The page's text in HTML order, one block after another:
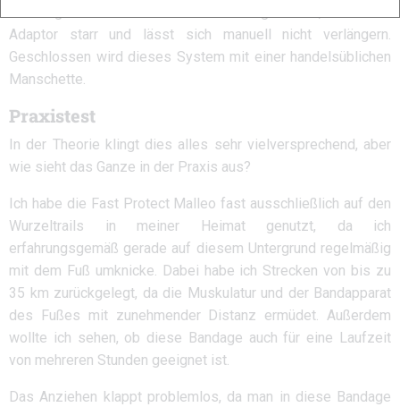
Adaptor starr und lässt sich manuell nicht verlängern.
Geschlossen wird dieses System mit einer handelsüblichen
Manschette.
Praxistest
In der Theorie klingt dies alles sehr vielversprechend, aber
wie sieht das Ganze in der Praxis aus?
Ich habe die Fast Protect Malleo fast ausschließlich auf den
Wurzeltrails in meiner Heimat genutzt, da ich
erfahrungsgemäß gerade auf diesem Untergrund regelmäßig
mit dem Fuß umknicke. Dabei habe ich Strecken von bis zu
35 km zurückgelegt, da die Muskulatur und der Bandapparat
des Fußes mit zunehmender Distanz ermüdet. Außerdem
wollte ich sehen, ob diese Bandage auch für eine Laufzeit
von mehreren Stunden geeignet ist.
Das Anziehen klappt problemlos, da man in diese Bandage